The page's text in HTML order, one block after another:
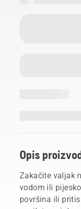
Opis
Zakačite valjak
vodom ili
površina ili